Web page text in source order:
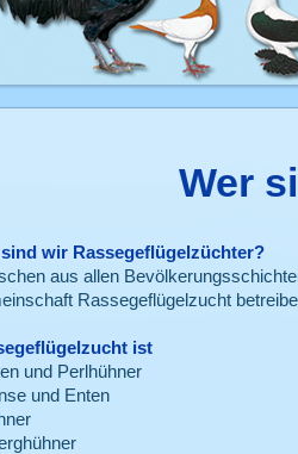
Wer
wir Rassegeflügelzüchter?
aus allen
Rassegeflügelzucht
ist
und Perlhühner
und Enten